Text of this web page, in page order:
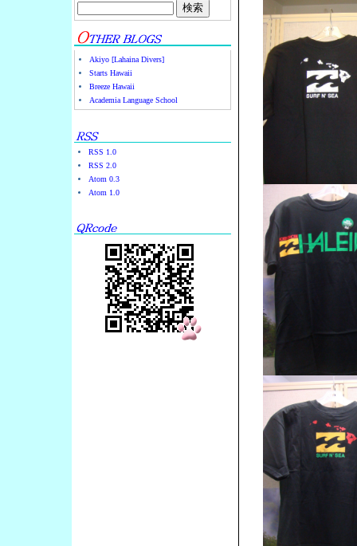
Akiyo [Lahaina Divers]
Starts Hawaii
Breeze Hawaii
Academia Language School
RSS 1.0
RSS 2.0
Atom 0.3
Atom 1.0